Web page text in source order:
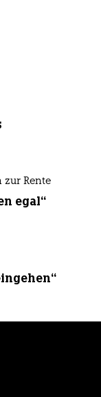
Rente
egal“